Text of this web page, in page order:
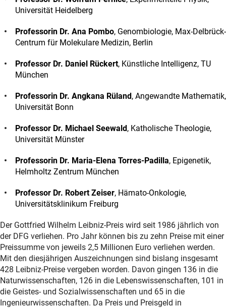
Universität Heidelberg
Professorin Dr. Ana Pombo, Genombiologie, Max-Delbrück-
Centrum für Molekulare Medizin, Berlin
Professor Dr. Daniel Rückert, Künstliche Intelligenz, TU
München
Professorin Dr. Angkana Rüland, Angewandte Mathematik,
Universität Bonn
Professor Dr. Michael Seewald, Katholische Theologie,
Universität Münster
Professorin Dr. Maria-Elena Torres-Padilla, Epigenetik,
Helmholtz Zentrum München
Professor Dr. Robert Zeiser, Hämato-Onkologie,
Universitätsklinikum Freiburg
Der Gottfried Wilhelm Leibniz-Preis wird seit 1986 jährlich von
der DFG verliehen. Pro Jahr können bis zu zehn Preise mit einer
Preissumme von jeweils 2,5 Millionen Euro verliehen werden.
Mit den diesjährigen Auszeichnungen sind bislang insgesamt
428 Leibniz-Preise vergeben worden. Davon gingen 136 in die
Naturwissenschaften, 126 in die Lebenswissenschaften, 101 in
die Geistes- und Sozialwissenschaften und 65 in die
Ingenieurwissenschaften. Da Preis und Preisgeld in